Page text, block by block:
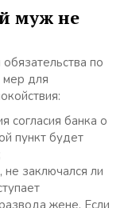
муж не
по
мер для
согласия банка о
пункт будет
не заключался ли
жене. Если